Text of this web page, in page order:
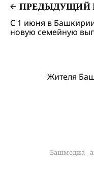
ПРЕДЫДУЩИЙ
С 1 июня в
новую семейную
Жителя
Башмедиа -